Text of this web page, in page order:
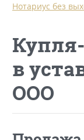
Нотариус без
в
ООО